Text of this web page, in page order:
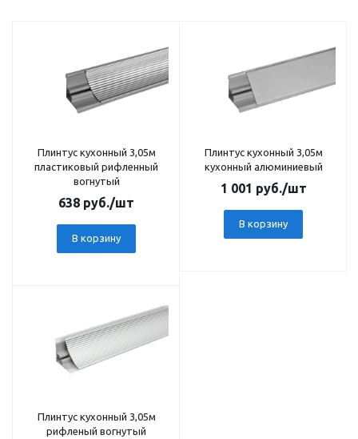
Плинтус кухонный 3,05м
пластиковый рифленный
вогнутый
638 руб./шт
В корзину
Плинтус кухонный 3,05м
кухонный алюминиевый
1 001 руб./шт
В корзину
Плинтус кухонный 3,05м
рифленый вогнутый